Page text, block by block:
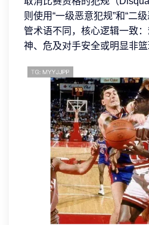
则使用“一级恶意犯规”和“二
管术语不同，核心逻辑一致
神、危及对手安全或明显非篮